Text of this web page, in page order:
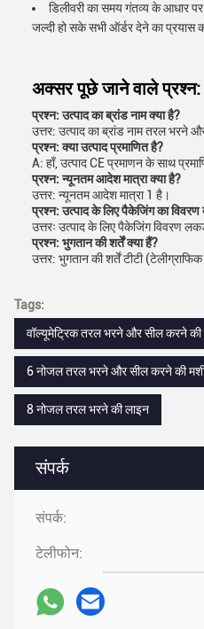
संपर्क
संपर्क:
टेलीफोन:
डिलीवरी का समय गंतव्य के आधार
जल्दी हो सके सभी ऑर्डर देने का प्रयास
अक्सर पूछे जाने वाले प्रश्न:
प्रश्न: उत्पाद का ब्रांड नाम क्या है?
उत्तर: उत्पाद का ब्रांड नाम तरल भरने
प्रश्न: क्या उत्पाद प्रमाणित है?
A: हाँ, उत्पाद CE प्रमाणन के साथ
प्रश्न: न्यूनतम आदेश मात्रा क्या है?
उत्तर: न्यूनतम आदेश मात्रा 1 है।
प्रश्न: उत्पाद के लिए पैकेजिंग का विवरण
उत्तरः उत्पाद के लिए पैकेजिंग विवरण
प्रश्न: भुगतान की शर्तें क्या हैं?
उत्तर: भुगतान की शर्तें टीटी
Tags:
वॉल्यूमेट्रिक तरल भरने और सील करने की
6 नोजल तरल भरने और सील करने की
8 नोजल तरल भरने की लाइन